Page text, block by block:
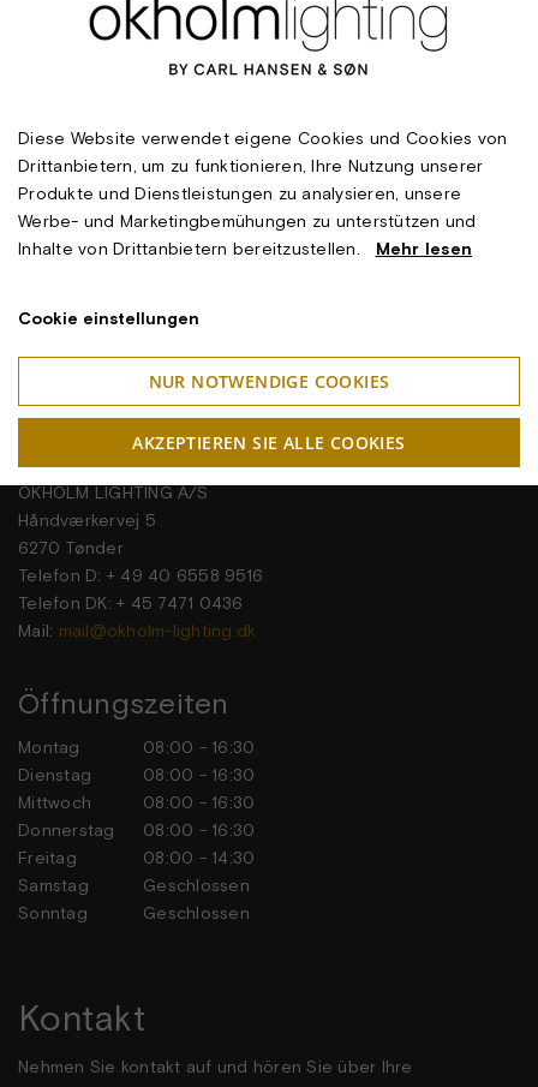
Kontakt Information
OKHOLM LIGHTING A/S
Håndværkervej 5
6270 Tønder
Telefon D: + 49 40 6558 9516
Telefon DK: + 45 7471 0436
Mail: mail@okholm-lighting.dk
Öffnungszeiten
Montag
08:00 - 16:30
Dienstag
08:00 - 16:30
Mittwoch
08:00 - 16:30
Donnerstag
08:00 - 16:30
Freitag
08:00 - 14:30
Samstag
Geschlossen
Sonntag
Geschlossen
Kontakt
Nehmen Sie kontakt auf und hören Sie über Ihre
Diese Website verwendet eigene Cookies und Cookies von
Drittanbietern, um zu funktionieren, Ihre Nutzung unserer
Produkte und Dienstleistungen zu analysieren, unsere
Werbe- und Marketingbemühungen zu unterstützen und
Inhalte von Drittanbietern bereitzustellen. Mehr lesen
Cookie einstellungen
NUR NOTWENDIGE COOKIES
AKZEPTIEREN SIE ALLE COOKIES